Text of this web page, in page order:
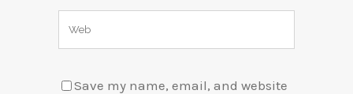
Save my name, email, and website